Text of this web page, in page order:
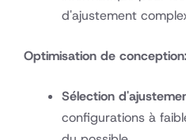
d'ajustement
Optimisation de conception:
Sélection
configurations à